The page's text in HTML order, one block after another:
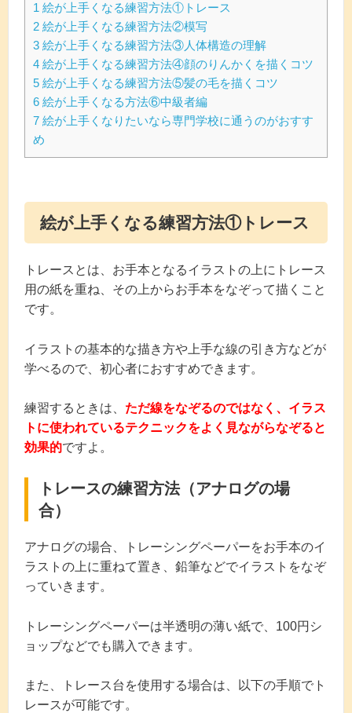
1 絵が上手くなる練習方法①トレース
2 絵が上手くなる練習方法②模写
3 絵が上手くなる練習方法③人体構造の理解
4 絵が上手くなる練習方法④顔のりんかくを描くコツ
5 絵が上手くなる練習方法⑤髪の毛を描くコツ
6 絵が上手くなる方法⑥中級者編
7 絵が上手くなりたいなら専門学校に通うのがおすす
め
絵が上手くなる練習方法①トレース
トレースとは、お手本となるイラストの上にトレース
用の紙を重ね、その上からお手本をなぞって描くこと
です。
イラストの基本的な描き方や上手な線の引き方などが
学べるので、初心者におすすめできます。
練習するときは、 ただ線をなぞるのではなく、イラス
トに使われているテクニックをよく見ながらなぞると
効果的ですよ。
トレースの練習方法（アナログの場
合）
アナログの場合、トレーシングペーパーをお手本のイ
ラストの上に重ねて置き、鉛筆などでイラストをなぞ
っていきます。
トレーシングペーパーは半透明の薄い紙で、100円シ
ョップなどでも購入できます。
また、トレース台を使用する場合は、以下の手順でト
レースが可能です。